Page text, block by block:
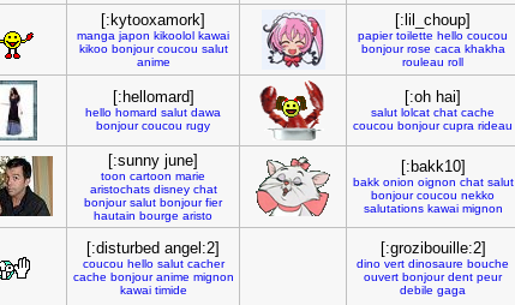
[:kytooxamork]
manga japon kikoolol kawai
kikoo bonjour coucou salut
anime
[:lil_choup]
papier toilette hello coucou
bonjour rose caca khakha
rouleau roll
[:hellomard]
hello homard salut dawa
bonjour coucou rugy
[:oh hai]
salut lolcat chat cache
coucou bonjour cupra rideau
[:sunny june]
toon cartoon marie
aristochats disney chat
bonjour salut bonjour fier
hautain bourge aristo
[:bakk10]
bakk onion oignon chat salut
bonjour coucou nekko
salutations kawai mignon
[:disturbed angel:2]
coucou hello salut cacher
cache bonjour anime mignon
kawai timide
[:grozibouille:2]
dino vert dinosaure bouche
ouvert bonjour dent peur
debile gaga